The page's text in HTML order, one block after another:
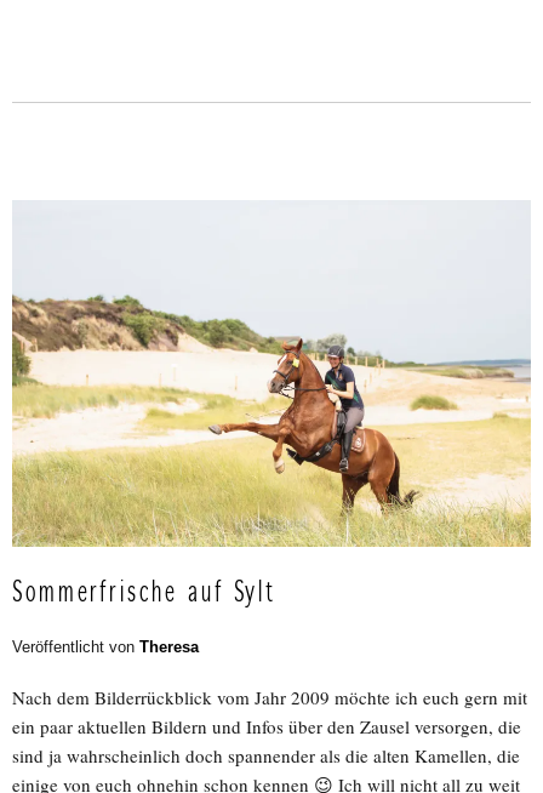
Sommerfrische auf Sylt
Veröffentlicht von Theresa
Nach dem Bilderrückblick vom Jahr 2009 möchte ich euch gern mit
ein paar aktuellen Bildern und Infos über den Zausel versorgen, die
sind ja wahrscheinlich doch spannender als die alten Kamellen, die
einige von euch ohnehin schon kennen 😉 Ich will nicht all zu weit